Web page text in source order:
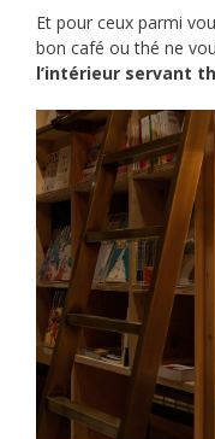
Et pour ceux parmi
bon café ou thé ne
l’intérieur servant